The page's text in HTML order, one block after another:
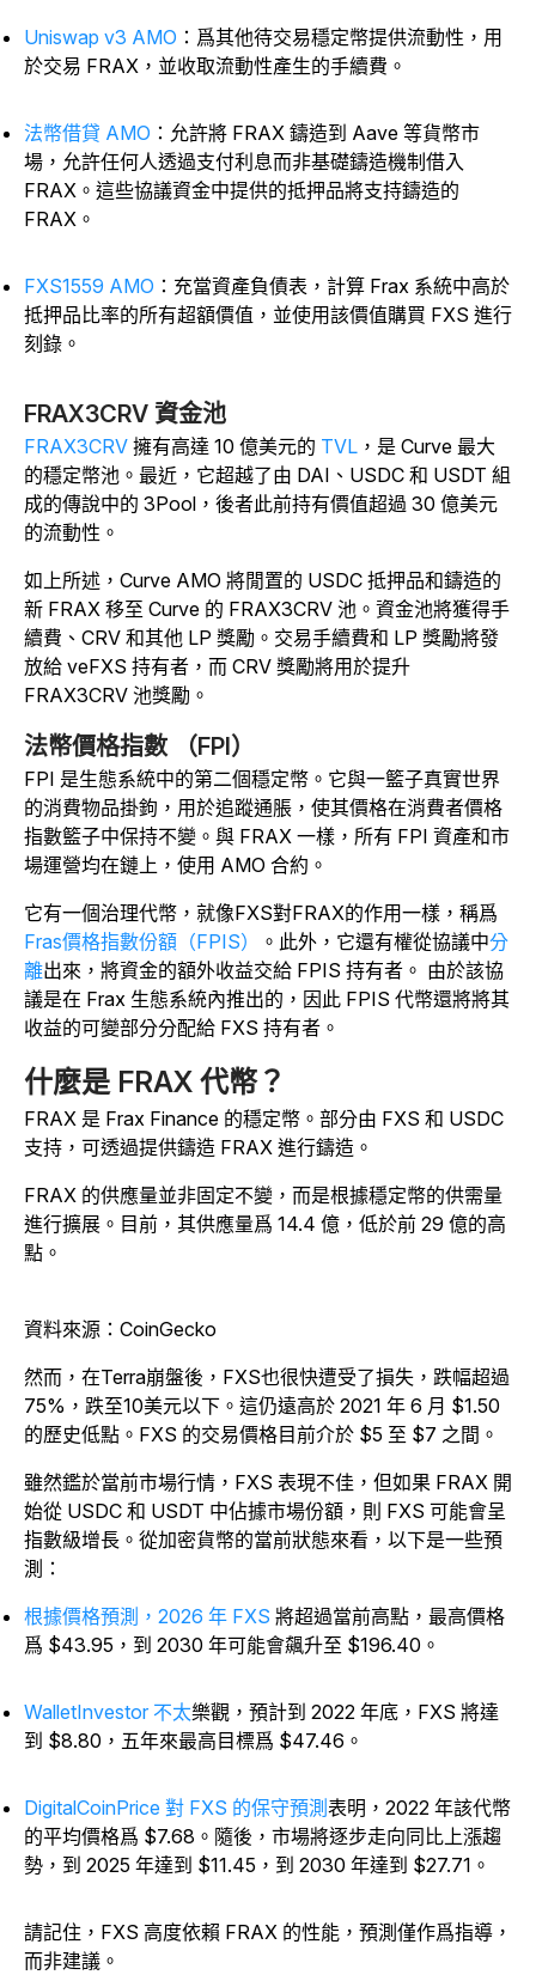
Uniswap v3 AMO ：爲其他待交易穩定幣提供流動性，用
於交易 FRAX，並收取流動性產生的手續費。
法幣借貸 AMO ：允許將 FRAX 鑄造到 Aave 等貨幣市
場，允許任何人透過支付利息而非基礎鑄造機制借入
FRAX。這些協議資金中提供的抵押品將支持鑄造的
FRAX。
FXS1559 AMO ：充當資產負債表，計算 Frax 系統中高於
抵押品比率的所有超額價值，並使用該價值購買 FXS 進行
刻錄。
FRAX3CRV 資金池
FRAX3CRV 擁有高達 10 億美元的 TVL ，是 Curve 最大
的穩定幣池。最近，它超越了由 DAI、USDC 和 USDT 組
成的傳說中的 3Pool，後者此前持有價值超過 30 億美元
的流動性。
如上所述，Curve AMO 將閒置的 USDC 抵押品和鑄造的
新 FRAX 移至 Curve 的 FRAX3CRV 池。資金池將獲得手
續費、CRV 和其他 LP 獎勵。交易手續費和 LP 獎勵將發
放給 veFXS 持有者，而 CRV 獎勵將用於提升
FRAX3CRV 池獎勵。
法幣價格指數 （FPI）
FPI 是生態系統中的第二個穩定幣。它與一籃子真實世界
的消費物品掛鉤，用於追蹤通脹，使其價格在消費者價格
指數籃子中保持不變。與 FRAX 一樣，所有 FPI 資產和市
場運營均在鏈上，使用 AMO 合約。
它有一個治理代幣，就像FXS對FRAX的作用一樣，稱爲
Fras價格指數份額（FPIS）
。此外，它還有權從協議中分
離出來，將資金的額外收益交給 FPIS 持有者。 由於該協
議是在 Frax 生態系統內推出的，因此 FPIS 代幣還將將其
收益的可變部分分配給 FXS 持有者。
什麼是 FRAX 代幣？
FRAX 是 Frax Finance 的穩定幣。部分由 FXS 和 USDC
支持，可透過提供鑄造 FRAX 進行鑄造。
FRAX 的供應量並非固定不變，而是根據穩定幣的供需量
進行擴展。目前，其供應量爲 14.4 億，低於前 29 億的高
點。
資料來源：CoinGecko
然而，在Terra崩盤後，FXS也很快遭受了損失，跌幅超過
75%，跌至10美元以下。這仍遠高於 2021 年 6 月 $1.50
的歷史低點。FXS 的交易價格目前介於 $5 至 $7 之間。
雖然鑑於當前市場行情，FXS 表現不佳，但如果 FRAX 開
始從 USDC 和 USDT 中佔據市場份額，則 FXS 可能會呈
指數級增長。從加密貨幣的當前狀態來看，以下是一些預
測：
根據價格預測，2026 年 FXS 將超過當前高點，最高價格
爲 $43.95，到 2030 年可能會飆升至 $196.40。
WalletInvestor 不太樂觀，預計到 2022 年底，FXS 將達
到 $8.80，五年來最高目標爲 $47.46。
DigitalCoinPrice 對 FXS 的保守預測 表明，2022 年該代幣
的平均價格爲 $7.68。隨後，市場將逐步走向同比上漲趨
勢，到 2025 年達到 $11.45，到 2030 年達到 $27.71。
請記住，FXS 高度依賴 FRAX 的性能，預測僅作爲指導，
而非建議。